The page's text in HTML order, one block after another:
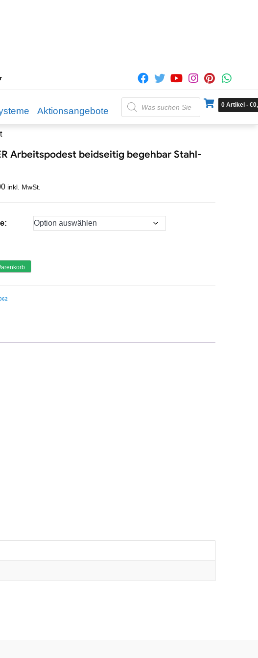
Aktionsangebote
Products
search
0 Artikel - €
Arbeitspodest beidseitig begehbar Stahl-
inkl. MwSt.